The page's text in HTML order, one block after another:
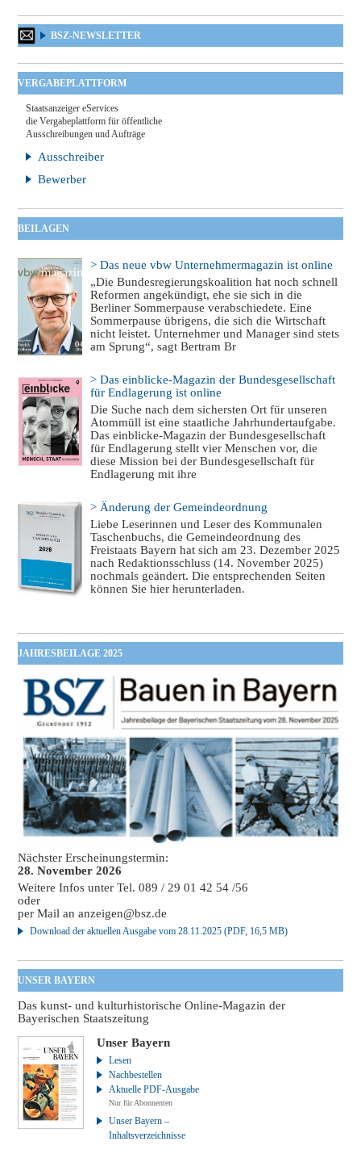
BSZ-NEWSLETTER
VERGABEPLATTFORM
Staatsanzeiger eServices
die Vergabeplattform für öffentliche
Ausschreibungen und Aufträge
Ausschreiber
Bewerber
BEILAGEN
> Das neue vbw Unternehmermagazin ist online
„Die Bundesregierungskoalition hat noch schnell
Reformen angekündigt, ehe sie sich in die
Berliner Sommerpause verabschiedete. Eine
Sommerpause übrigens, die sich die Wirtschaft
nicht leistet. Unternehmer und Manager sind stets
am Sprung“, sagt Bertram Br
> Das einblicke-Magazin der Bundesgesellschaft
für Endlagerung ist online
Die Suche nach dem sichersten Ort für unseren
Atommüll ist eine staatliche Jahrhundertaufgabe.
Das einblicke-Magazin der Bundesgesellschaft
für Endlagerung stellt vier Menschen vor, die
diese Mission bei der Bundesgesellschaft für
Endlagerung mit ihre
> Änderung der Gemeindeordnung
Liebe Leserinnen und Leser des Kommunalen
Taschenbuchs, die Gemeindeordnung des
Freistaats Bayern hat sich am 23. Dezember 2025
nach Redaktionsschluss (14. November 2025)
nochmals geändert. Die entsprechenden Seiten
können Sie hier herunterladen.
JAHRESBEILAGE 2025
Nächster Erscheinungstermin:
28. November 2026
Weitere Infos unter Tel. 089 / 29 01 42 54 /56
oder
per Mail ananzeigen@bsz.de
Download der aktuellen Ausgabe vom 28.11.2025 (PDF, 16,5 MB)
UNSER BAYERN
Das kunst- und kulturhistorische Online-Magazin der
Bayerischen Staatszeitung
Unser Bayern
Lesen
Nachbestellen
Aktuelle PDF-Ausgabe
Nur für Abonnenten
Unser Bayern –
Inhaltsverzeichnisse